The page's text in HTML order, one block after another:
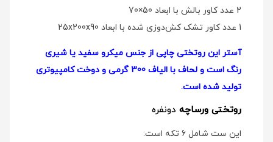
2 عدد کاور بالش با ابعاد 50×70
1 عدد کاور تشک کش‌دوزی شده با ابعاد 25x200x90
آستر این روتختی چاپی از جنس میکرو سفید یا شیری
رنگ است و لحاف با الیاف 300 گرمی و دوخت کامپیوتری
تولید شده است.
روتختی ورساچه دو‌نفره
این ست شامل 6 تکه است: